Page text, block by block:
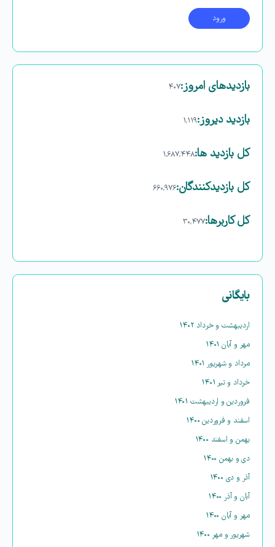
بازدیدهای امروز:۴۰۷
بازدید دیروز:۱,۱۱۹
کل بازدید ها:۱,۶۸۷,۴۴۸
کل بازدیدکنند‌گان:۶۶۰,۹۷۶
کل کاربرها:۳۰,۴۷۷
بایگانی
اردیبهشت و خرداد ۱۴۰۲
مهر و آبان ۱۴۰۱
مرداد و شهریور ۱۴۰۱
خرداد و تیر ۱۴۰۱
فروردین و اردیبهشت ۱۴۰۱
اسفند و فروردین ۱۴۰۰
بهمن و اسفند ۱۴۰۰
دی و بهمن ۱۴۰۰
آذر و دی ۱۴۰۰
آبان و آذر ۱۴۰۰
مهر و آبان ۱۴۰۰
شهریور و مهر ۱۴۰۰